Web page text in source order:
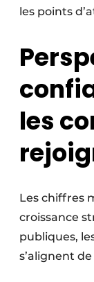
les points
les
Les chiffres
croissance
publiques,
s’alignent